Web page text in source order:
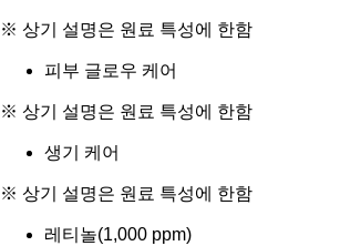
※ 상기 설명은 원료 특성에 한함
피부 글로우 케어
※ 상기 설명은 원료 특성에 한함
생기 케어
※ 상기 설명은 원료 특성에 한함
레티놀(1,000 ppm)